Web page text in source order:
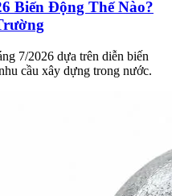
Biến Động Thế Nào?
7/2026 dựa trên diễn biến
cầu xây dựng trong nước.